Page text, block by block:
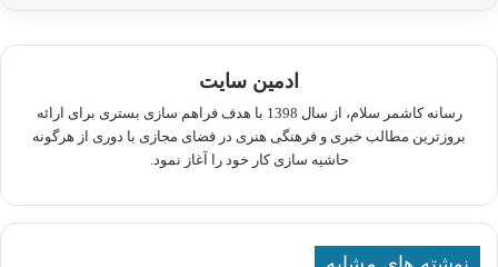
ادمین سایت
رسانه کاشمر سلام، از سال 1398 با هدف فراهم سازی بستری برای ارائه
بروزترین مطالب خبری و فرهنگی هنری در فضای مجازی با دوری از هرگونه
حاشیه سازی کار خود را آغاز نمود.